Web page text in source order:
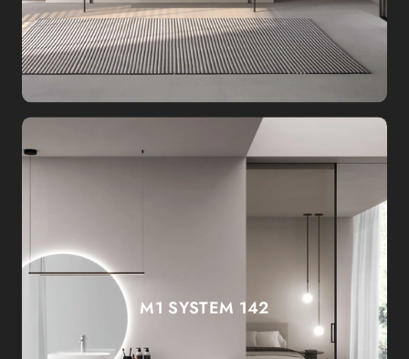
M1 SYSTEM 142